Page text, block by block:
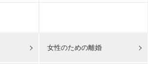
女性のための離婚